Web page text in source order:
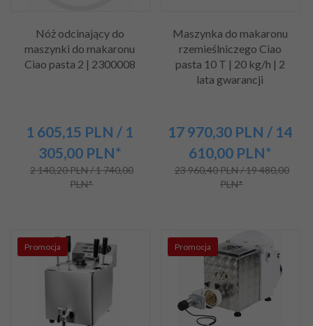
Nóż odcinający do
maszynki do makaronu
Ciao pasta 2 | 2300008
1 605,15 PLN / 1
305,00 PLN*
2 140,20 PLN / 1 740,00
PLN*
Maszynka do makaronu
rzemieślniczego Ciao
pasta 10 T | 20 kg/h | 2
lata gwarancji
17 970,30 PLN / 14
610,00 PLN*
23 960,40 PLN / 19 480,00
PLN*
Promocja Promocja